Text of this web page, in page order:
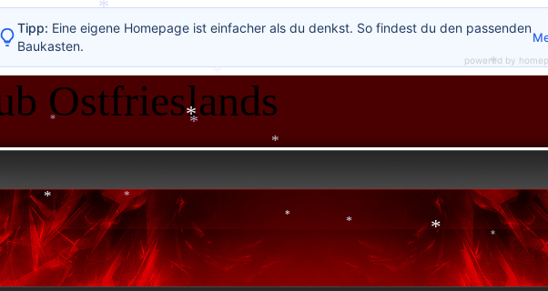
Ostfrieslands
Tipp: Eine eigene Homepage ist einfacher als du denkst. So findest du den passenden
Baukasten.
powered by
*
*
*
*
*
*
*